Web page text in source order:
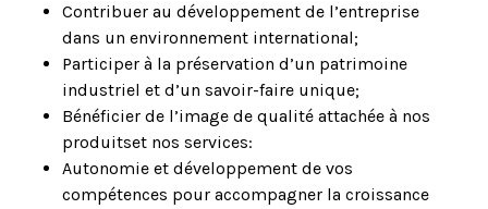
Contribuer au développement de l’entreprise
dans un environnement international;
Participer à la préservation d’un patrimoine
industriel et d’un savoir-faire unique;
Bénéficier de l’image de qualité attachée à nos
produitset nos services:
Autonomie et développement de vos
compétences pour accompagner la croissance